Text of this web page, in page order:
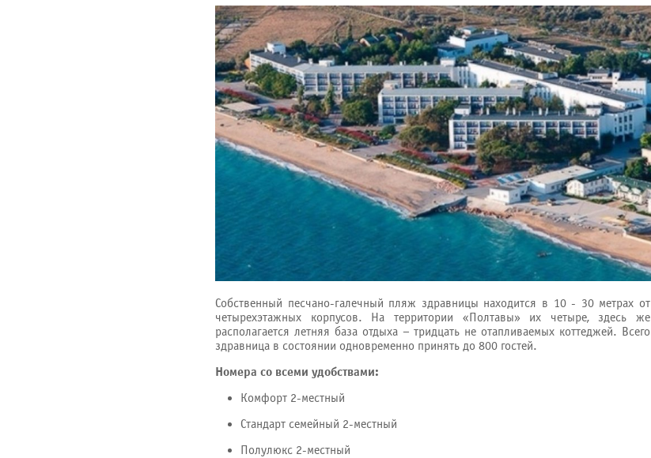
Собственный песчано-галечный пляж здравницы находится в 10 - 30 метрах от
четырехэтажных корпусов. На территории «Полтавы» их четыре, здесь же
располагается летняя база отдыха – тридцать не отапливаемых коттеджей. Всего
здравница в состоянии одновременно принять до 800 гостей.
Номера со всеми удобствами:
Комфорт 2-местный
Стандарт семейный 2-местный
Полулюкс 2-местный